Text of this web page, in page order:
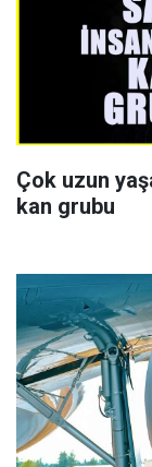
Çok uzun
kan grubu